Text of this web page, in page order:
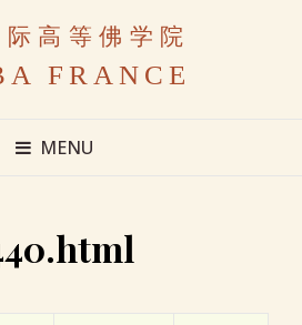
高等佛学院
FRANCE
MENU